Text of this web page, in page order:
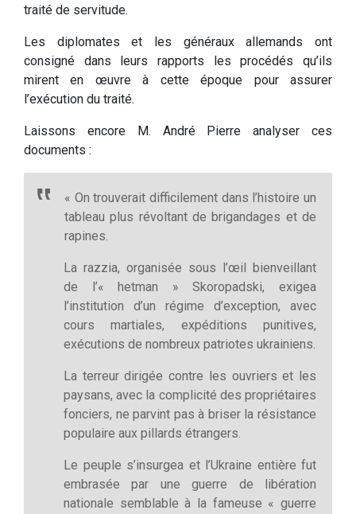
traité de servitude.
Les diplomates et les généraux allemands ont
consigné dans leurs rapports les procédés qu’ils
mirent en œuvre à cette époque pour assurer
l’exécution du traité.
Laissons encore M. André Pierre analyser ces
documents :
« On trouverait difficilement dans l’histoire un
tableau plus révoltant de brigandages et de
rapines.
La razzia, organisée sous l’œil bienveillant
de l’« hetman » Skoropadski, exigea
l’institution d’un régime d’exception, avec
cours martiales, expéditions punitives,
exécutions de nombreux patriotes ukrainiens.
La terreur dirigée contre les ouvriers et les
paysans, avec la complicité des propriétaires
fonciers, ne parvint pas à briser la résistance
populaire aux pillards étrangers.
Le peuple s’insurgea et l’Ukraine entière fut
embrasée par une guerre de libération
nationale semblable à la fameuse « guerre